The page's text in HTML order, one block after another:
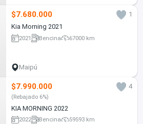
$7.680.000
1
Kia Morning 2021
2021 Bencina 67000 km
Maipú
$7.990.000 4
(Rebajado 6%)
KIA MORNING 2022
2022 Bencina 59593 km